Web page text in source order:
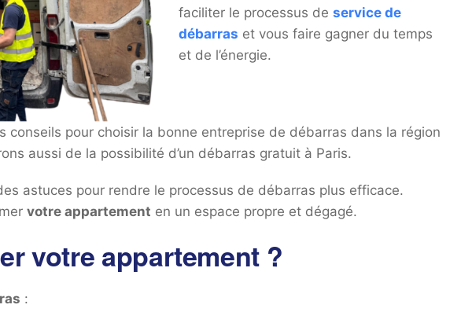
faciliter le processus deservice de
débarras et vous faire gagner du temps
et de l’énergie.
conseils pour choisir la bonne entreprise de débarras dans la région
aussi de la possibilité d’un débarras gratuit à Paris.
astuces pour rendre le processus de débarras plus efficace.
votre appartement en un espace propre et dégagé.
votre appartement ?
: